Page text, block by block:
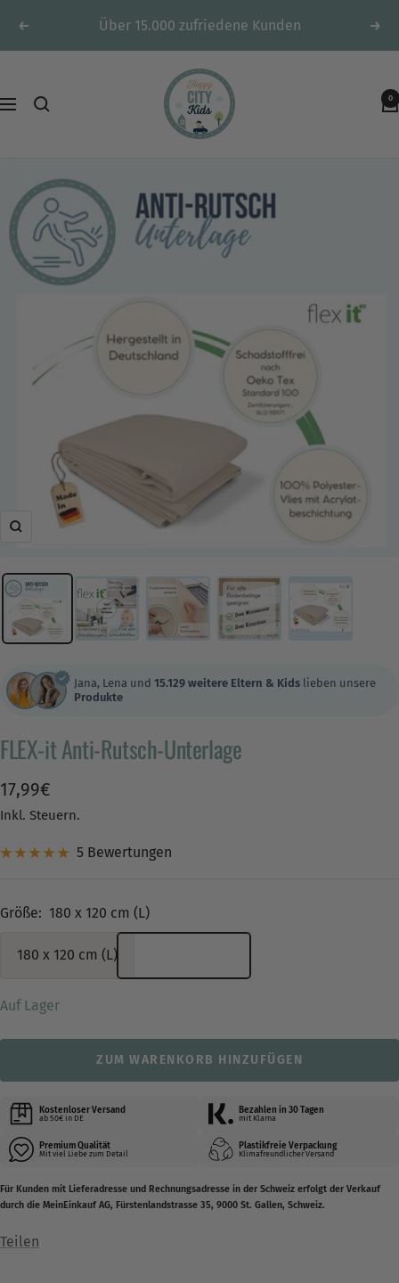
zumZurück Über 15.000 zufriedene Kunden
Navigation
HappyCITYKids
-
Spielteppiche
0
Zoom
Jana, Lena und 15.129 weitere Eltern & Kids lieben unsere
Produkte
FLEX-it Anti-Rutsch-Unterlage
Angebotspreis
17,99€
Inkl. Steuern.
5 Bewertungen
Größe: 180 x 120 cm (L)
180 x 120 cm (L)
Auf Lager
ZUM WARENKORB HINZUFÜGEN
Kostenloser Versand
ab 50€ in DE
Bezahlen in 30 Tagen
mit Klarna
Premium Qualität
Mit viel Liebe zum Detail
Plastikfreie Verpackung
Klimafreundlicher Versand
Für Kunden mit Lieferadresse und Rechnungsadresse in der Schweiz erfolgt der Verkauf
durch die MeinEinkauf AG, Fürstenlandstrasse 35, 9000 St. Gallen, Schweiz.
Teilen